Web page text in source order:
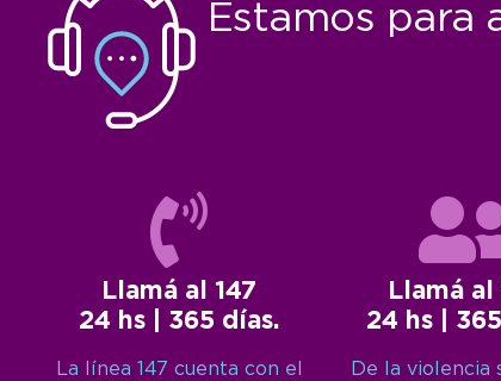
Estamos para
Llamá al 147
24 hs | 365 días.
La línea 147 cuenta con el
Llamá al
24 hs |
De la violencia